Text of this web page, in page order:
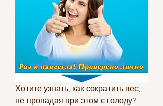
Хотите узнать, как сократить вес,
не пропадая при этом с голоду?